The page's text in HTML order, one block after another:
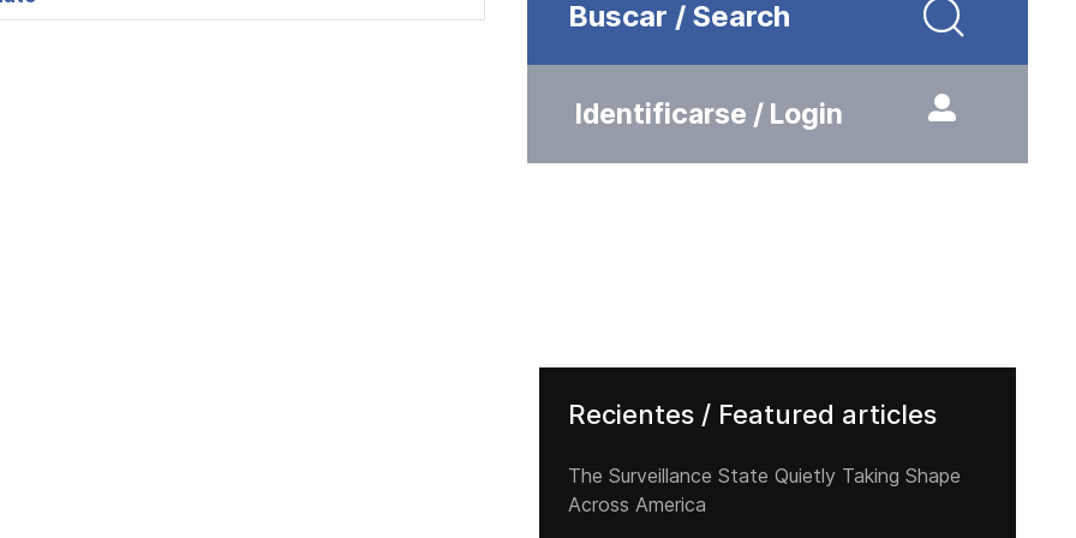
Buscar / Search
Identificarse / Login
Recientes / Featured articles
The Surveillance State Quietly Taking Shape
Across America